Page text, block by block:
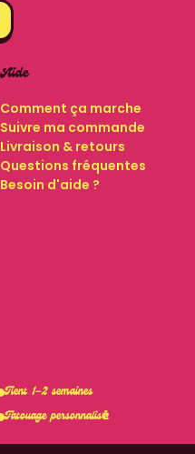
Aide
Comment ça marche
Suivre ma commande
Livraison & retours
Questions fréquentes
Besoin d'aide ?
Tient 1–2 semaines
Tatouage personnalisé